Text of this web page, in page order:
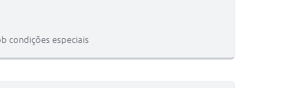
condições especiais